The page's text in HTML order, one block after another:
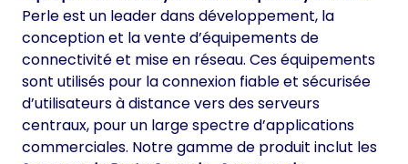
Perle est un leader dans développement, la
conception et la vente d’équipements de
connectivité et mise en réseau. Ces équipements
sont utilisés pour la connexion fiable et sécurisée
d’utilisateurs à distance vers des serveurs
centraux, pour un large spectre d’applications
commerciales. Notre gamme de produit inclut les